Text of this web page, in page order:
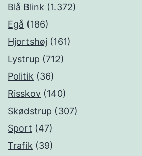
Blå Blink (1.372)
Egå (186)
Hjortshøj (161)
Lystrup (712)
Politik (36)
Risskov (140)
Skødstrup (307)
Sport (47)
Trafik (39)